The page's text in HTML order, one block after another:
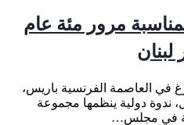
مرور مئة عام
العاصمة الفرنسية باريس،
ندوة دولية ينظمها مجموعة
في مجلس…